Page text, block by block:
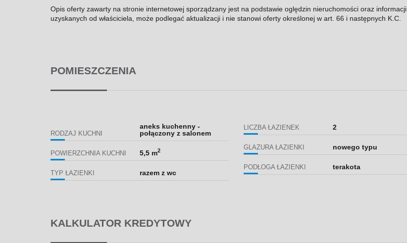
Opis oferty zawarty na stronie internetowej sporządzany jest na podstawie oględzin nieruchomości oraz informacji
uzyskanych od właściciela, może podlegać aktualizacji i nie stanowi oferty określonej w art. 66 i następnych K.C.
POMIESZCZENIA
RODZAJ KUCHNI
aneks kuchenny -
połączony z salonem
POWIERZCHNIA KUCHNI 5,5 m2
TYP ŁAZIENKI razem z wc
LICZBA ŁAZIENEK 2
GLAZURA ŁAZIENKI nowego typu
PODŁOGA ŁAZIENKI terakota
KALKULATOR KREDYTOWY